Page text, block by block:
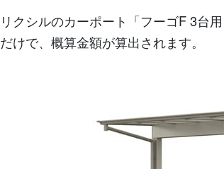
リクシルのカーポート「フーゴF 3台
だけで、概算金額が算出されます。